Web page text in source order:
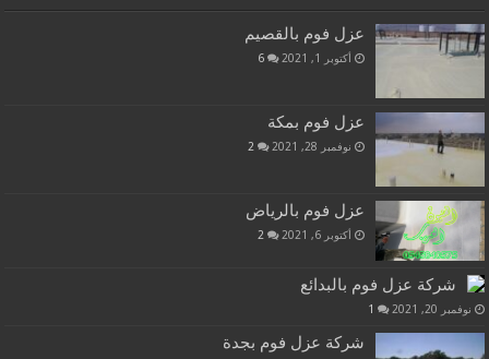
عزل فوم بالقصيم
أكتوبر 1, 2021 6
عزل فوم بمكة
نوفمبر 28, 2021 2
عزل فوم بالرياض
أكتوبر 6, 2021 2
شركة عزل فوم بالبدائع
نوفمبر 20, 2021 1
شركة عزل فوم بجدة